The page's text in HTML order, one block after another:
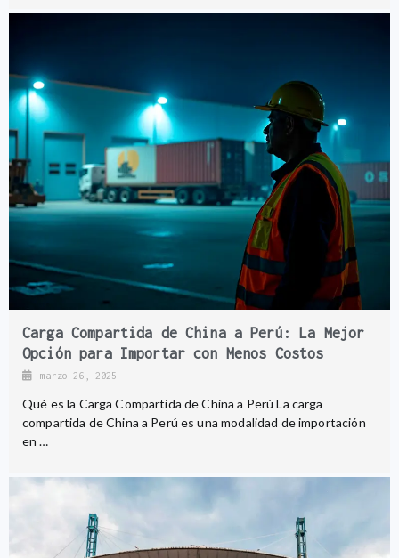
Carga Compartida de China a Perú: La Mejor
Opción para Importar con Menos Costos
marzo 26, 2025
Qué es la Carga Compartida de China a Perú La carga
compartida de China a Perú es una modalidad de importación
en …